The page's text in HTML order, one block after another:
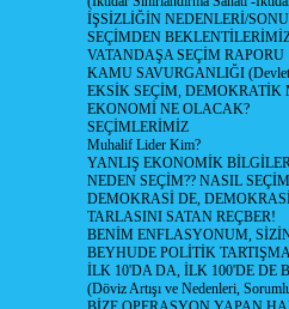
İŞSİZLİĞİN NEDENLERİ/
SEÇİMDEN
VATANDAŞA SEÇİM RAPORU
KAMU SAVURGANLIĞI (Devlet
EKSİK SEÇİM, DEMOKRATİK
EKONOMİ NE OLACAK?
SEÇİMLERİMİZ
Muhalif Lider Kim?
YANLIŞ EKONOMİK
NEDEN SEÇİM?? NASIL
DEMOKRASİ DE,
TARLASINI SATAN REÇBER!
BENİM ENFLASYONUM,
BEYHUDE POLİTİK
İLK 10'DA DA, İLK 100'DE DE
(Döviz Artışı ve Nedenleri,